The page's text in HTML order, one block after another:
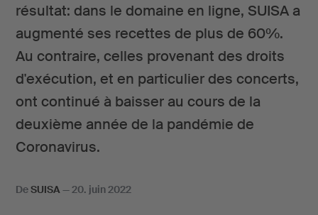
résultat: dans le domaine en ligne, SUISA a
augmenté ses recettes de plus de 60%.
Au contraire, celles provenant des droits
d'exécution, et en particulier des concerts,
ont continué à baisser au cours de la
deuxième année de la pandémie de
Coronavirus.
DeSUISA—20. juin 2022